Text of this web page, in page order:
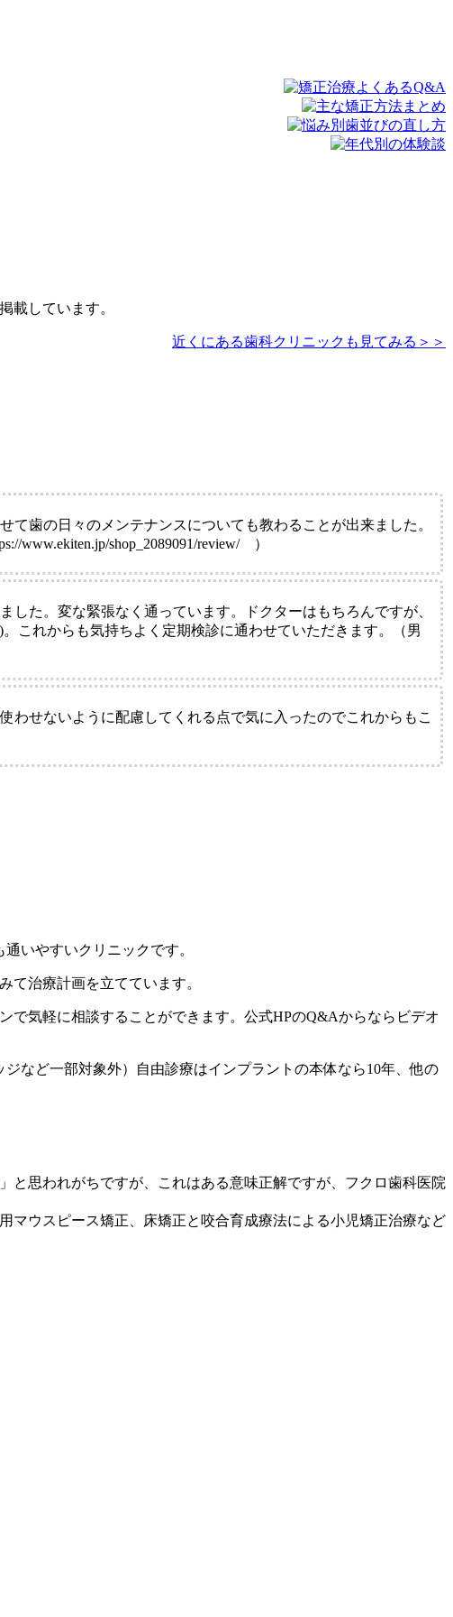
載しています。
近くにある歯科クリニックも見てみる
歯の日々のメンテナンスについても教わることが出来ました。
www.ekiten.jp/shop_2089091/review/ ）
た。変な緊張なく通っています。ドクターはもちろんですが、
これからも気持ちよく定期検診に通わせていただきます。（男
わせないように配慮してくれる点で気に入ったのでこれからもこ
いやすいクリニックです。
て治療計画を立てています。
気軽に相談することができます。公式HPのQ&Aからならビデオ
など一部対象外）自由診療はインプラントの本体なら10年、他の
と思われがちですが、これはある意味正解ですが、フクロ歯科医院
マウスピース矯正、床矯正と咬合育成療法による小児矯正治療など